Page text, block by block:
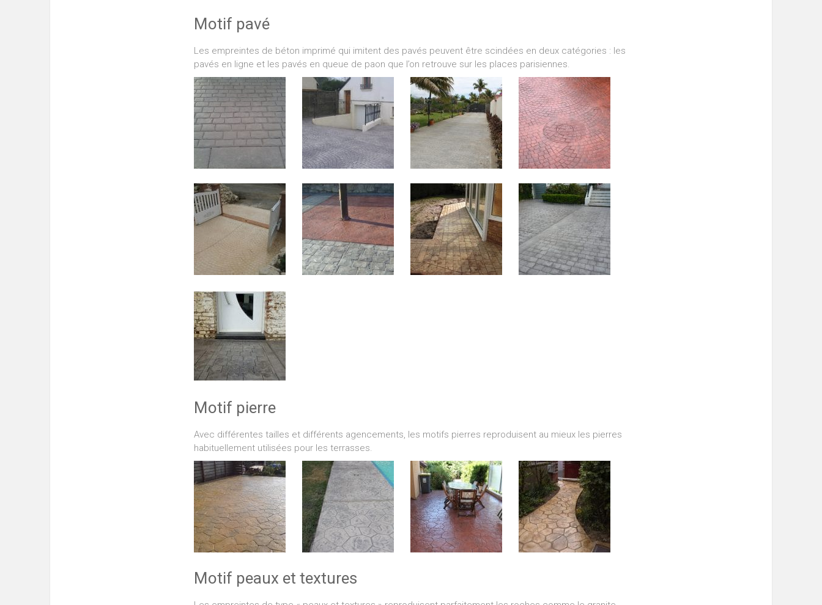
Motif pavé
Les empreintes de béton imprimé qui imitent des pavés peuvent être scindées en deux catégories : les
pavés en ligne et les pavés en queue de paon que l’on retrouve sur les places parisiennes.
Motif pierre
Avec différentes tailles et différents agencements, les motifs pierres reproduisent au mieux les pierres
habituellement utilisées pour les terrasses.
Motif peaux et textures